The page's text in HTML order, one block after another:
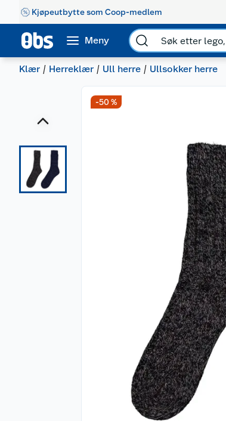
Kjøpeutbytte som Coop-medlem
Meny
Klær Herreklær Ull herre Ullsokker herre
-50 %